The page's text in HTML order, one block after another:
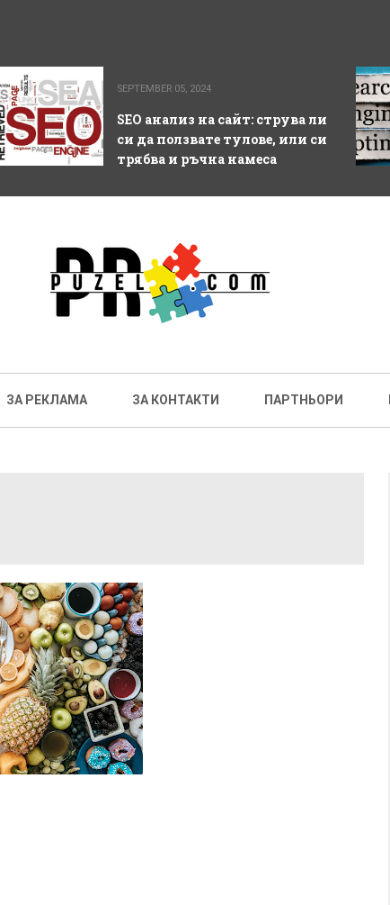
SEPTEMBER 05, 2024
SEO анализ на сайт: струва ли
си да ползвате тулове, или си
трябва и ръчна намеса
ЗА РЕКЛАМА ЗА КОНТАКТИ ПАРТНЬОРИ